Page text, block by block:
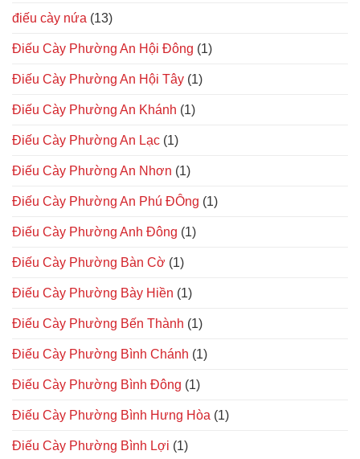
điếu cày nứa (13)
Điếu Cày Phường An Hội Đông (1)
Điếu Cày Phường An Hội Tây (1)
Điếu Cày Phường An Khánh (1)
Điếu Cày Phường An Lạc (1)
Điếu Cày Phường An Nhơn (1)
Điếu Cày Phường An Phú ĐÔng (1)
Điếu Cày Phường Anh Đông (1)
Điếu Cày Phường Bàn Cờ (1)
Điếu Cày Phường Bày Hiền (1)
Điếu Cày Phường Bến Thành (1)
Điếu Cày Phường Bình Chánh (1)
Điếu Cày Phường Bình Đông (1)
Điếu Cày Phường Bình Hưng Hòa (1)
Điếu Cày Phường Bình Lợi (1)